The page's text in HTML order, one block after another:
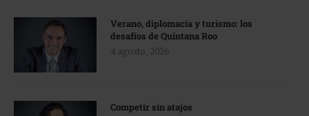
Verano, diplomacia y turismo: los
desafíos de Quintana Roo
4 agosto, 2026
Competir sin atajos